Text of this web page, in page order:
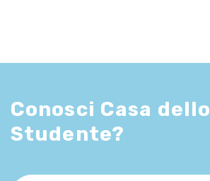
Conosci Casa dello
Studente?